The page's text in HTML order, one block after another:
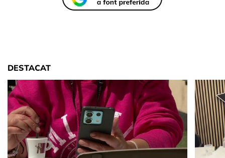
DESTACAT